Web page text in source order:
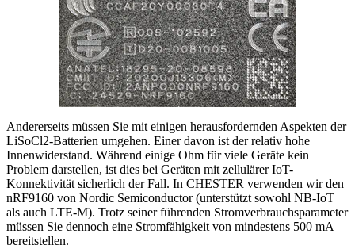
Andererseits müssen Sie mit einigen herausfordernden Aspekten der
LiSoCl2-Batterien umgehen. Einer davon ist der relativ hohe
Innenwiderstand. Während einige Ohm für viele Geräte kein
Problem darstellen, ist dies bei Geräten mit zellulärer IoT-
Konnektivität sicherlich der Fall. In CHESTER verwenden wir den
nRF9160 von Nordic Semiconductor (unterstützt sowohl NB-IoT
als auch LTE-M). Trotz seiner führenden Stromverbrauchsparameter
müssen Sie dennoch eine Stromfähigkeit von mindestens 500 mA
bereitstellen.